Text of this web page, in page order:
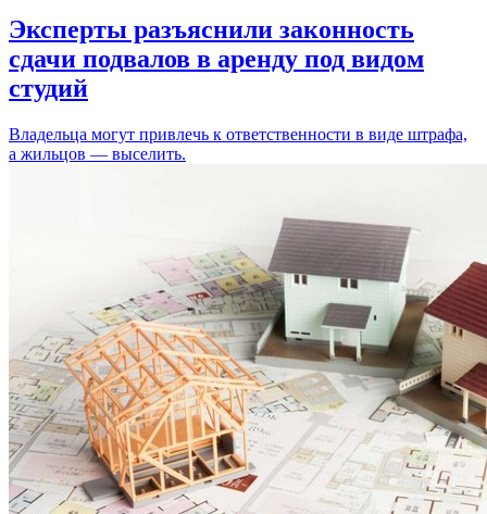
Эксперты разъяснили законность
сдачи подвалов в аренду под видом
студий
Владельца могут привлечь к ответственности в виде штрафа,
а жильцов — выселить.